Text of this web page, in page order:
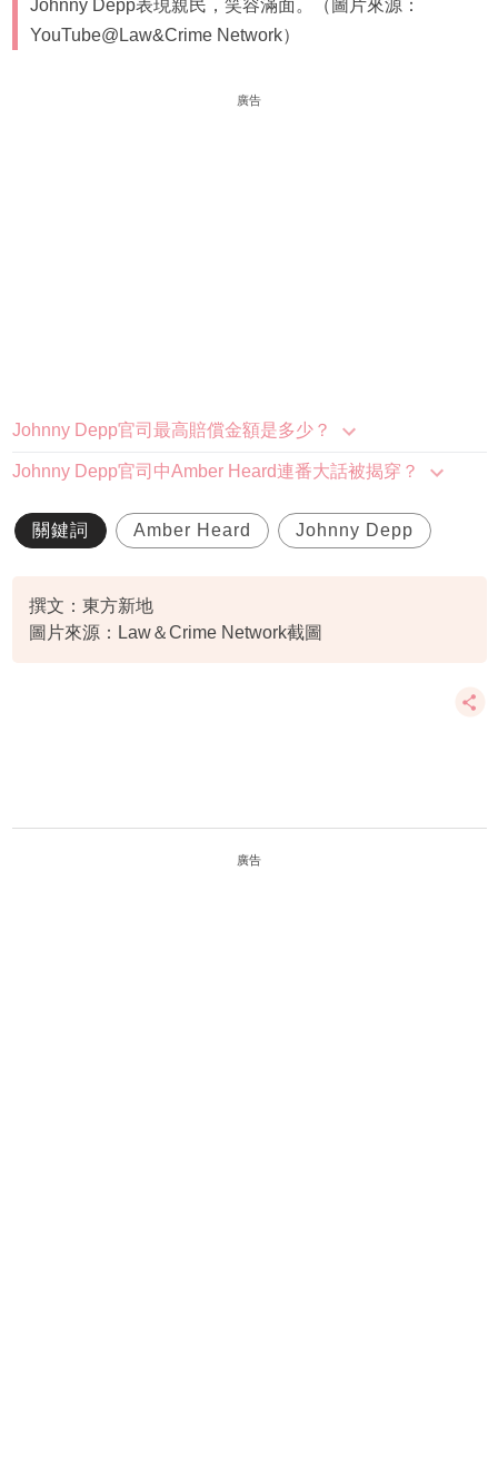
Johnny Depp表現親民，笑容滿面。（圖片來源：
YouTube@Law&Crime Network）
廣告
Johnny Depp官司最高賠償金額是多少？
Johnny Depp官司中Amber Heard連番大話被揭穿？
關鍵詞 Amber Heard Johnny Depp
撰文：東方新地
圖片來源：Law＆Crime Network截圖
廣告